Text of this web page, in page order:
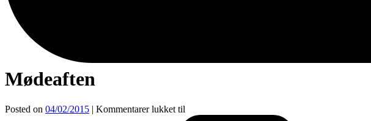
Mødeaften
Posted on 04/02/2015 | Kommentarer lukket til